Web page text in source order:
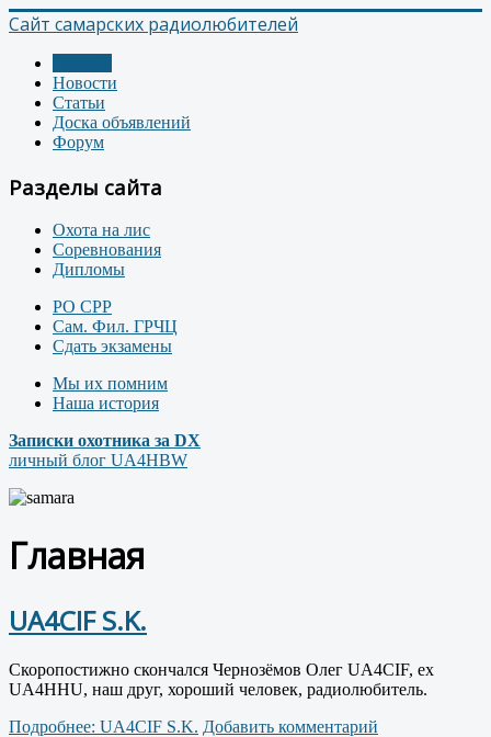
Сайт самарских радиолюбителей
Новости
Статьи
Доска объявлений
Форум
Разделы сайта
Охота на лис
Соревнования
Дипломы
РО СРР
Сам. Фил. ГРЧЦ
Сдать экзамены
Мы их помним
Наша история
Записки охотника за DX
личный блог UA4HBW
Главная
UA4CIF S.K.
Скоропостижно скончался Чернозёмов Олег UA4CIF, ex
UA4HHU, наш друг, хороший человек, радиолюбитель.
Подробнее: UA4CIF S.K. Добавить комментарий